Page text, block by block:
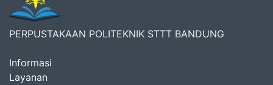
PERPUSTAKAAN POLITEKNIK STTT BANDUNG
Informasi
Layanan